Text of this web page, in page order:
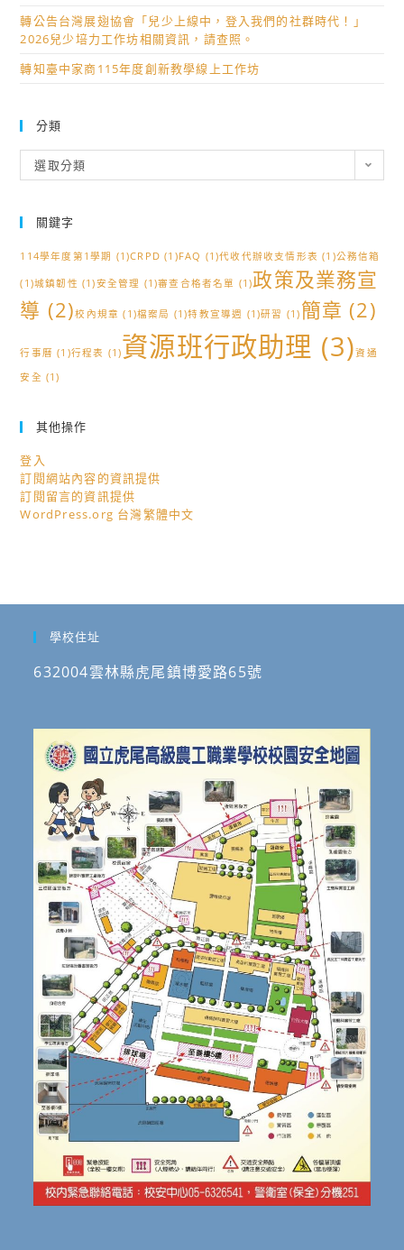
轉公告台灣展翅協會「兒少上線中，登入我們的社群時代！」
2026兒少培力工作坊相關資訊，請查照。
轉知臺中家商115年度創新教學線上工作坊
分類
類
選取分類
關鍵字
114學年度第1學期 (1)CRPD (1)FAQ (1)代收代辦收支情形表 (1)公務信箱
(1)城鎮韌性 (1)安全管理 (1)審查合格者名單 (1)政策及業務宣
導 (2)校內規章 (1)檔案局 (1)特教宣導週 (1)研習 (1) 簡章 (2)
行事曆 (1)行程表 (1)資源班行政助理 (3)資通
安全 (1)
其他操作
登入
訂閱網站內容的資訊提供
訂閱留言的資訊提供
WordPress.org 台灣繁體中文
學校住址
632004雲林縣虎尾鎮博愛路65號